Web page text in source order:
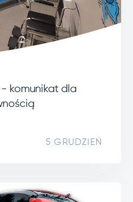
- komunikat dla
5 GRUDZIEŃ